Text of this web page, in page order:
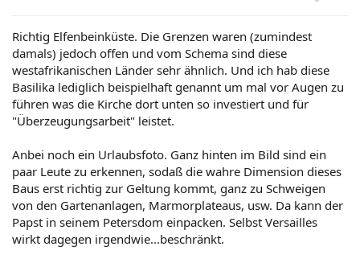
Richtig Elfenbeinküste. Die Grenzen waren (zumindest
damals) jedoch offen und vom Schema sind diese
westafrikanischen Länder sehr ähnlich. Und ich hab diese
Basilika lediglich beispielhaft genannt um mal vor Augen zu
führen was die Kirche dort unten so investiert und für
"Überzeugungsarbeit" leistet.
Anbei noch ein Urlaubsfoto. Ganz hinten im Bild sind ein
paar Leute zu erkennen, sodaß die wahre Dimension dieses
Baus erst richtig zur Geltung kommt, ganz zu Schweigen
von den Gartenanlagen, Marmorplateaus, usw. Da kann der
Papst in seinem Petersdom einpacken. Selbst Versailles
wirkt dagegen irgendwie...beschränkt.